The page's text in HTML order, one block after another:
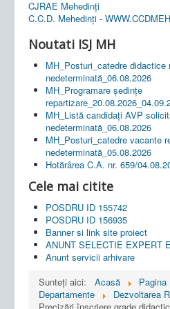
CJRAE Mehedinți
C.C.D. Mehedinţi -
Noutati ISJ MH
MH_Posturi_catedre didactice
nedeterminată_06.08.2026
MH_Programare ședințe
MH_Listă candidați AVP
nedeterminată_06.08.2026
MH_Posturi_catedre vacante
nedeterminată_05.08.2026
Hotărârea C.A. nr. 659/
Cele mai citite
POSDRU ID 155742
POSDRU ID 156935
Banner si link site proiect
ANUNT SELECTIE EXPERT
Anunt servicii arhivare
Sunteți aici:
Acasă
Pagina
Departamente
Dezvoltarea